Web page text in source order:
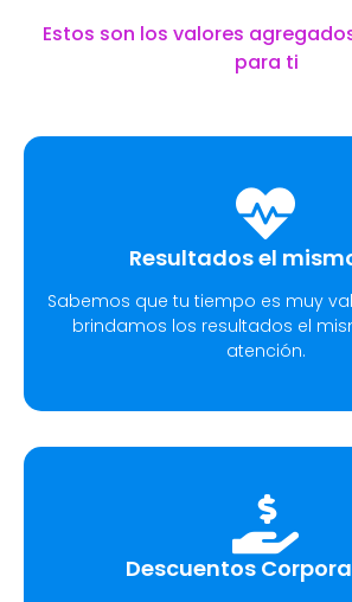
Estos son los valores
para ti
Resultados el
Sabemos que tu tiempo es muy
brindamos los resultados el
atención.
Descuentos